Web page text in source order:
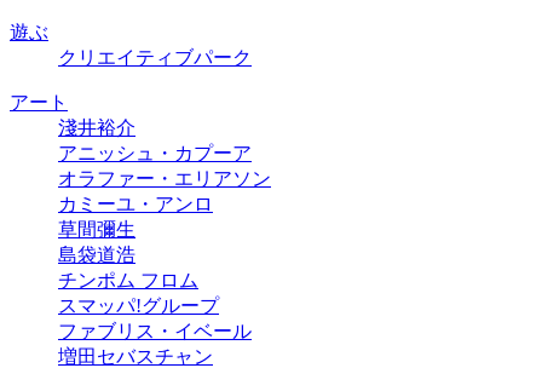
遊ぶ
クリエイティブパーク
アート
淺井裕介
アニッシュ・カプーア
オラファー・エリアソン
カミーユ・アンロ
草間彌生
島袋道浩
チンポム フロム
スマッパ!グループ
ファブリス・イベール
増田セバスチャン